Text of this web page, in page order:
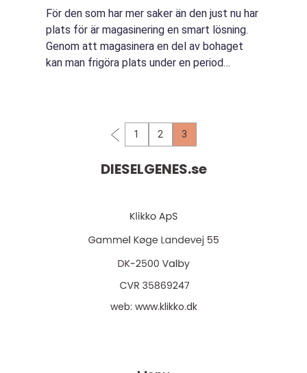
För den som har mer saker än den just nu har
plats för är magasinering en smart lösning.
Genom att magasinera en del av bohaget
kan man frigöra plats under en period
1 2 3
DIESELGENES.se
web: www.klikko.dk